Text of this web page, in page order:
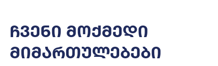
ჩვენი მოქმედი
მიმართულებები